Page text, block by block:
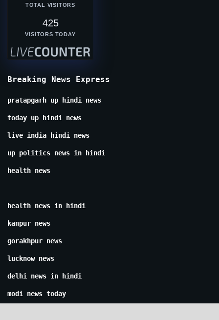
TOTAL VISITORS
425
VISITORS TODAY
Breaking News Express
pratapgarh up hindi news
today up hindi news
live india hindi news
up politics news in hindi
health news
health news in hindi
kanpur news
gorakhpur news
lucknow news
delhi news in hindi
modi news today